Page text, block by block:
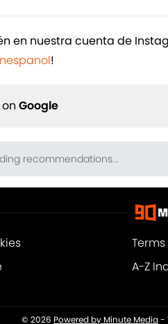
en nuestra cuenta de
!
Google